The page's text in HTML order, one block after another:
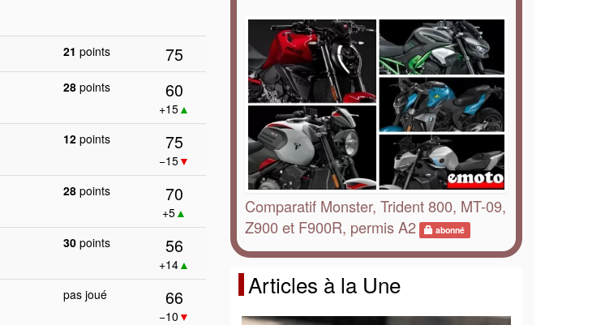
21 points 75
28 points 60
+15▲
12 points 75
−15▼
28 points 70
+5▲
30 points 56
+14▲
pas joué 66
−10 ▼
Comparatif Monster, Trident 800, MT-09,
Z900 et F900R, permis A2
abonné
Articles à la Une